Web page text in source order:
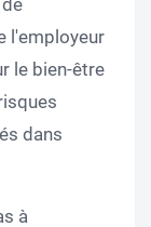
l'employeur
le bien-être
dans
à